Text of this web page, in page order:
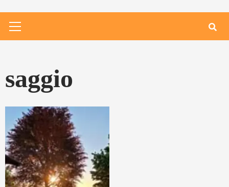
Menu
saggio